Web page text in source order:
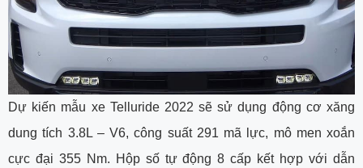
Dự kiến mẫu xe Telluride 2022 sẽ sử dụng động cơ xăng
dung tích 3.8L – V6, công suất 291 mã lực, mô men xoắn
cực đại 355 Nm. Hộp số tự động 8 cấp kết hợp với dẫn